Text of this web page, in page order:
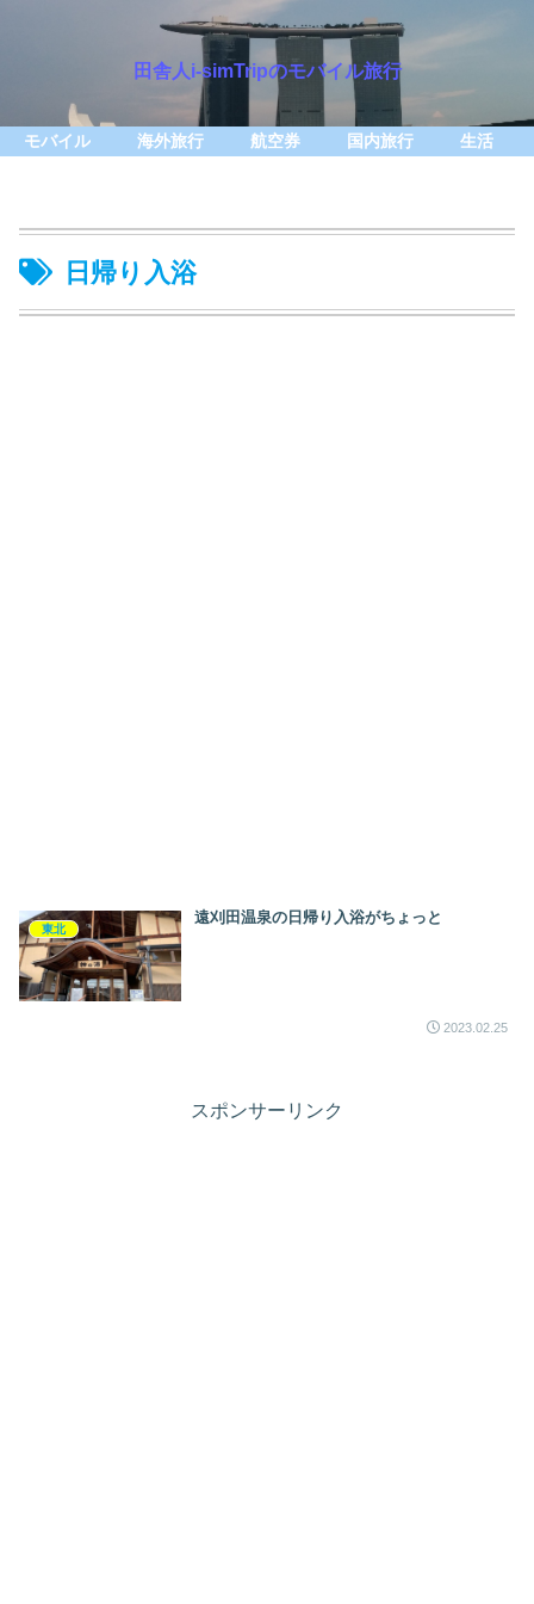
田舎人i-simTripのモバイル旅行
モバイル 海外旅行 航空券 国内旅行 生活
日帰り入浴
東北
遠刈田温泉の日帰り入浴がちょっと
2023.02.25
スポンサーリンク